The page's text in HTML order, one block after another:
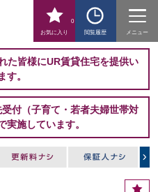
お気に入り
0
閲覧履歴
メニュー
た皆様にUR賃貸住宅を提供い
す。
付（子育て・若者夫婦世帯対
実施しています。
お